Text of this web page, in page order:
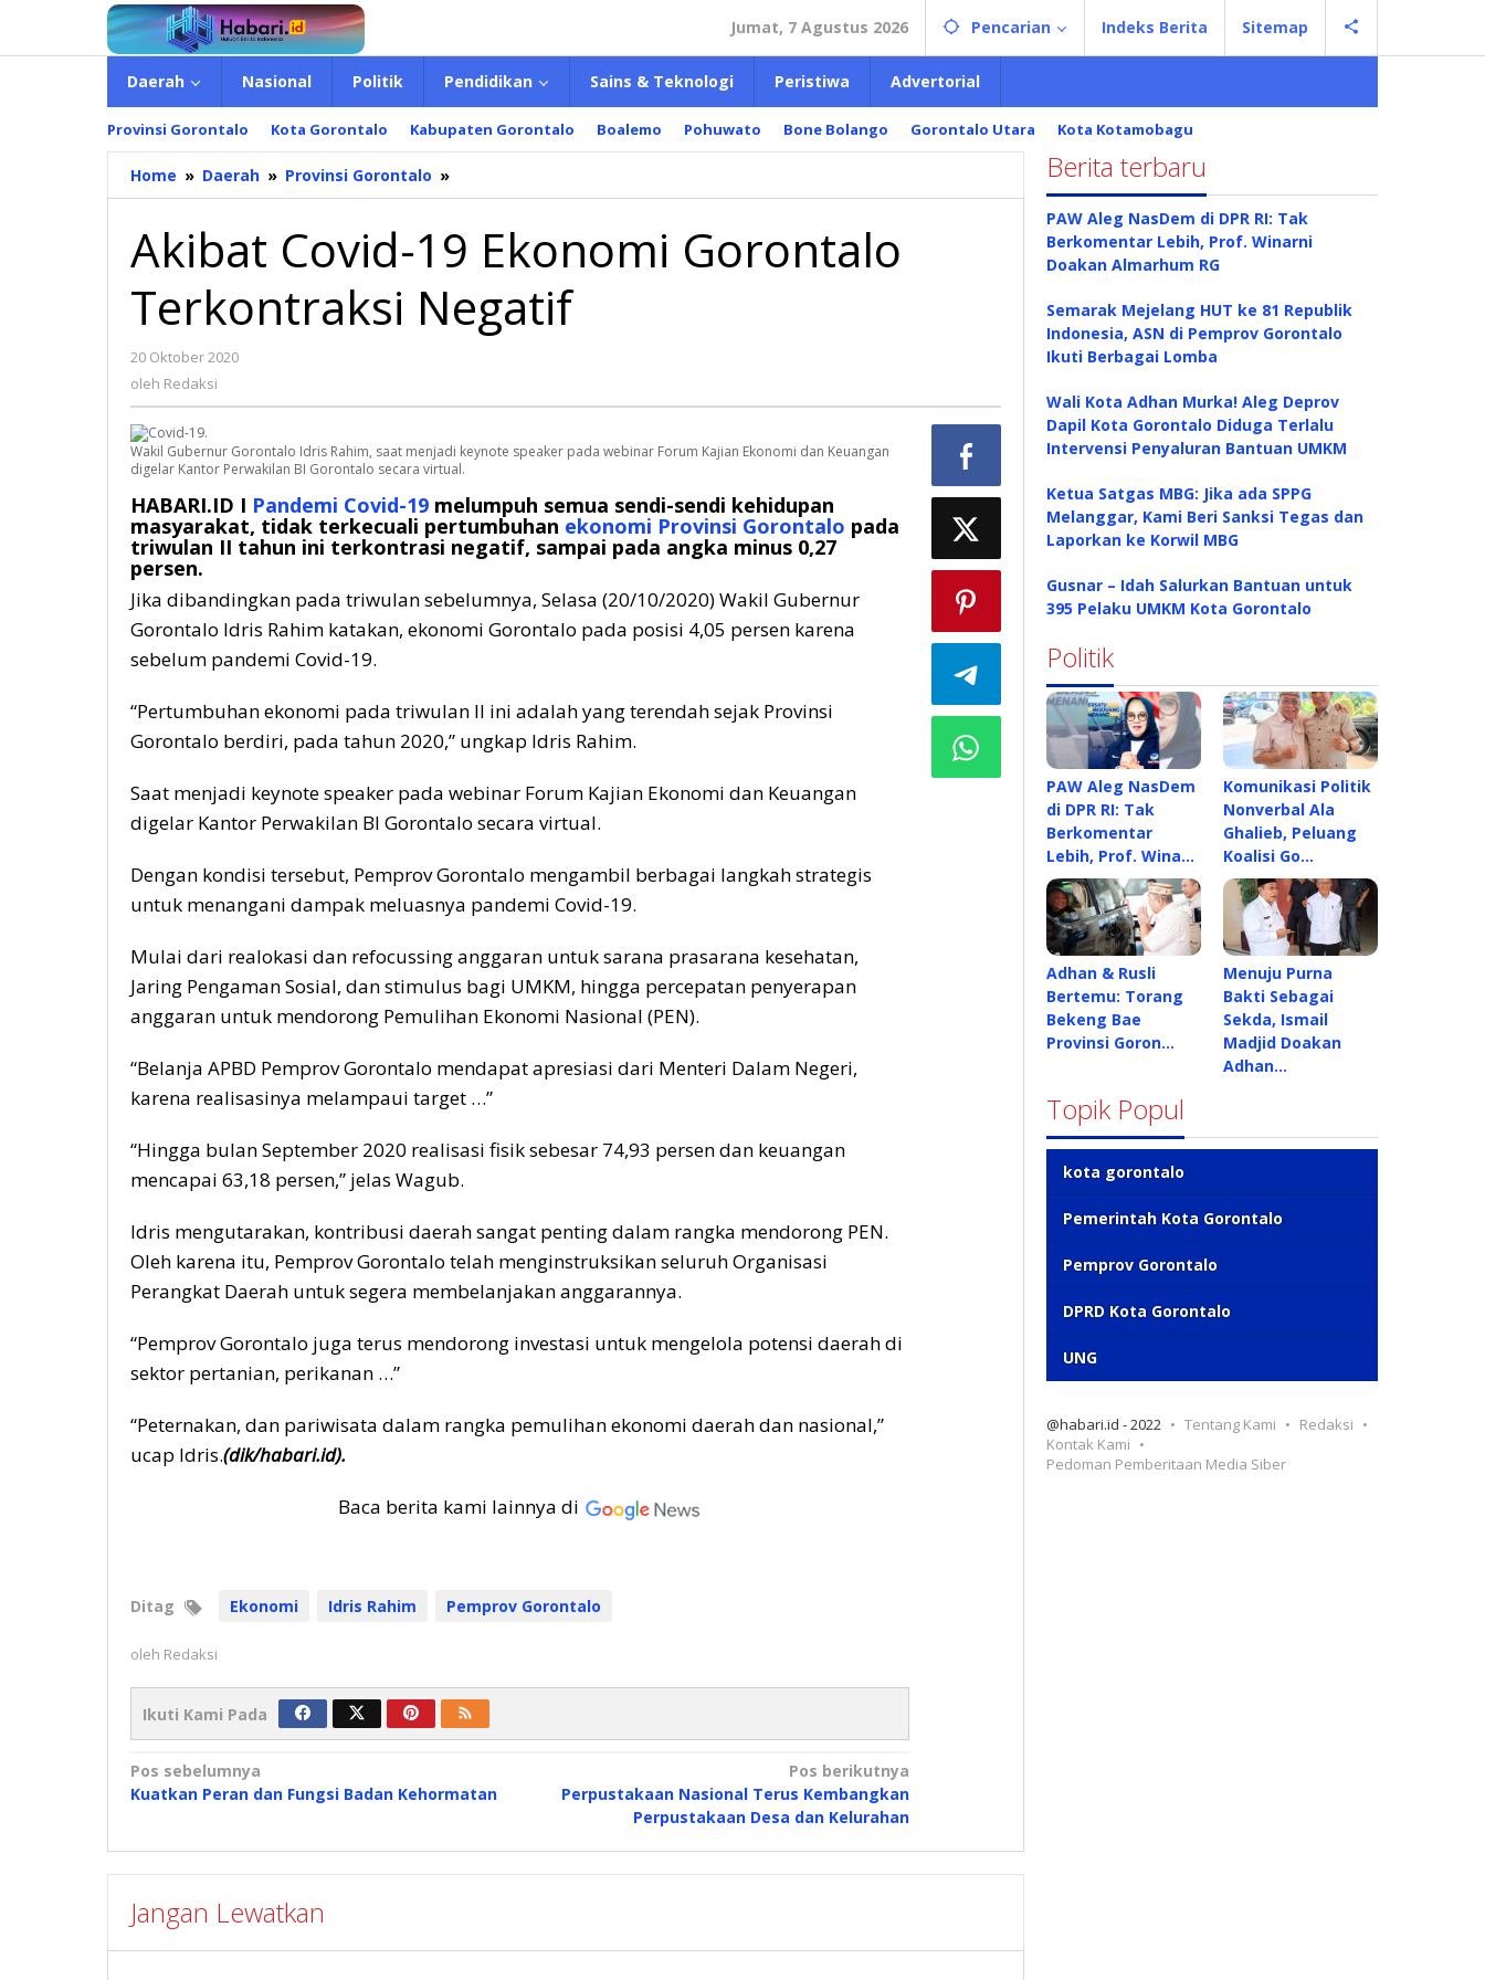
konten
Jumat, 7 Agustus 2026 Pencarian Indeks Berita Sitemap
Daerah Nasional Politik Pendidikan Sains & Teknologi Peristiwa Advertorial
Provinsi Gorontalo Kota Gorontalo Kabupaten Gorontalo Boalemo Pohuwato Bone Bolango Gorontalo Utara Kota Kotamobagu
Home » Daerah » Provinsi Gorontalo »
Covid-
Ekonomi
Gorontalo
Terkontraksi
Negatif
Akibat Covid-19 Ekonomi Gorontalo
Terkontraksi Negatif
20 Oktober 2020
oleh Redaksi
Wakil Gubernur Gorontalo Idris Rahim, saat menjadi keynote speaker pada webinar Forum Kajian Ekonomi dan Keuangan
digelar Kantor Perwakilan BI Gorontalo secara virtual.
HABARI.ID I Pandemi Covid-19 melumpuh semua sendi-sendi kehidupan
masyarakat, tidak terkecuali pertumbuhan ekonomi Provinsi Gorontalo pada
triwulan II tahun ini terkontrasi negatif, sampai pada angka minus 0,27
persen.
Jika dibandingkan pada triwulan sebelumnya, Selasa (20/10/2020) Wakil Gubernur
Gorontalo Idris Rahim katakan, ekonomi Gorontalo pada posisi 4,05 persen karena
sebelum pandemi Covid-19.
“Pertumbuhan ekonomi pada triwulan II ini adalah yang terendah sejak Provinsi
Gorontalo berdiri, pada tahun 2020,” ungkap Idris Rahim.
Saat menjadi keynote speaker pada webinar Forum Kajian Ekonomi dan Keuangan
digelar Kantor Perwakilan BI Gorontalo secara virtual.
Dengan kondisi tersebut, Pemprov Gorontalo mengambil berbagai langkah strategis
untuk menangani dampak meluasnya pandemi Covid-19.
Mulai dari realokasi dan refocussing anggaran untuk sarana prasarana kesehatan,
Jaring Pengaman Sosial, dan stimulus bagi UMKM, hingga percepatan penyerapan
anggaran untuk mendorong Pemulihan Ekonomi Nasional (PEN).
“Belanja APBD Pemprov Gorontalo mendapat apresiasi dari Menteri Dalam Negeri,
karena realisasinya melampaui target …”
“Hingga bulan September 2020 realisasi fisik sebesar 74,93 persen dan keuangan
mencapai 63,18 persen,” jelas Wagub.
Idris mengutarakan, kontribusi daerah sangat penting dalam rangka mendorong PEN.
Oleh karena itu, Pemprov Gorontalo telah menginstruksikan seluruh Organisasi
Perangkat Daerah untuk segera membelanjakan anggarannya.
“Pemprov Gorontalo juga terus mendorong investasi untuk mengelola potensi daerah di
sektor pertanian, perikanan …”
“Peternakan, dan pariwisata dalam rangka pemulihan ekonomi daerah dan nasional,”
ucap Idris.(dik/habari.id).
Baca berita kami lainnya di
Ditag Ekonomi Idris Rahim Pemprov Gorontalo
oleh Redaksi
Ikuti Kami Pada
Navigasi
pos
Pos sebelumnya
Kuatkan Peran dan Fungsi Badan Kehormatan
Pos berikutnya
Perpustakaan Nasional Terus Kembangkan
Perpustakaan Desa dan Kelurahan
Jangan Lewatkan
Berita terbaru
PAW Aleg NasDem di DPR RI: Tak
Berkomentar Lebih, Prof. Winarni
Doakan Almarhum RG
Semarak Mejelang HUT ke 81 Republik
Indonesia, ASN di Pemprov Gorontalo
Ikuti Berbagai Lomba
Wali Kota Adhan Murka! Aleg Deprov
Dapil Kota Gorontalo Diduga Terlalu
Intervensi Penyaluran Bantuan UMKM
Ketua Satgas MBG: Jika ada SPPG
Melanggar, Kami Beri Sanksi Tegas dan
Laporkan ke Korwil MBG
Gusnar – Idah Salurkan Bantuan untuk
395 Pelaku UMKM Kota Gorontalo
Politik
PAW Aleg NasDem
di DPR RI: Tak
Berkomentar
Lebih, Prof. Wina…
Komunikasi Politik
Nonverbal Ala
Ghalieb, Peluang
Koalisi Go…
Adhan & Rusli
Bertemu: Torang
Bekeng Bae
Provinsi Goron…
Menuju Purna
Bakti Sebagai
Sekda, Ismail
Madjid Doakan
Adhan…
Topik Popul
kota gorontalo
Pemerintah Kota Gorontalo
Pemprov Gorontalo
DPRD Kota Gorontalo
UNG
@habari.id - 2022 Tentang Kami
Redaksi
Kontak Kami
Pedoman Pemberitaan Media Siber